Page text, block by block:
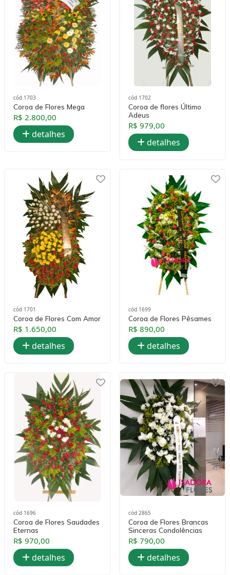
cód 1703
Coroa de Flores Mega
R$ 2.800,00
detalhes
cód 1702
Coroa de flores Último
Adeus
R$ 979,00
detalhes
cód 1701
Coroa de Flores Com Amor
R$ 1.650,00
detalhes
cód 1699
Coroa de Flores Pêsames
R$ 890,00
detalhes
cód 1696
Coroa de Flores Saudades
Eternas
R$ 970,00
detalhes
cód 2865
Coroa de Flores Brancas
Sinceras Condolências
R$ 790,00
detalhes